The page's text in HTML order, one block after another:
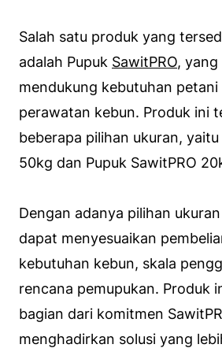
Salah satu produk yang
adalah Pupuk SawitPRO,
mendukung kebutuhan petani
perawatan kebun. Produk ini
beberapa pilihan ukuran, yaitu
50kg dan Pupuk SawitPRO
Dengan adanya pilihan
dapat menyesuaikan
kebutuhan kebun, skala
rencana pemupukan. Produk
bagian dari komitmen
menghadirkan solusi yang